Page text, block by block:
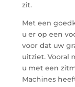
zit.
Met een
u er op een
voor dat uw
uitziet. Vooral
u met een
Machines